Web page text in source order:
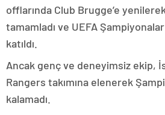
offlarında Club Brugge’e
tamamladı ve UEFA
katıldı.
Ancak genç ve deneyimsiz ekip,
Rangers takımına elenerek
kalamadı.